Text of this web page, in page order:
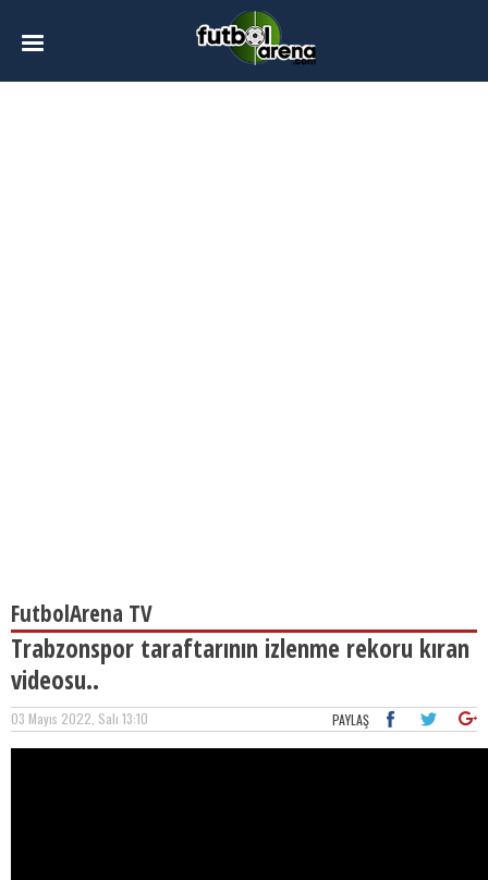
FutbolArena TV
Trabzonspor taraftarının izlenme rekoru kıran
videosu..
03 Mayıs 2022, Salı 13:10 PAYLAŞ